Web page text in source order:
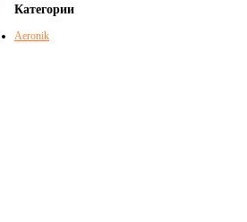
Категории
Aeronik